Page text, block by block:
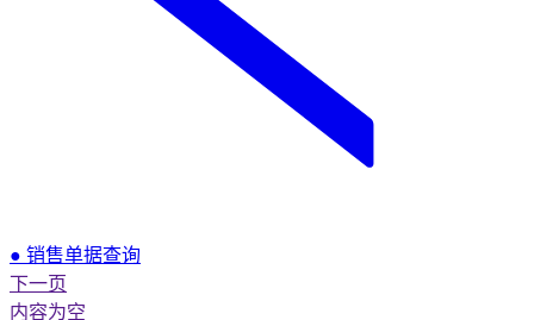
● 销售单据查询
下一页
内容为空